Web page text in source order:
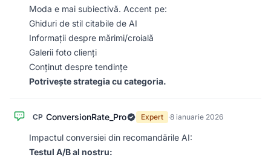
Moda e mai subiectivă. Accent pe:
Ghiduri de stil citabile de AI
Informații despre mărimi/croială
Galerii foto clienți
Conținut despre tendințe
Potrivește strategia cu categoria.
CP ConversionRate_Pro Expert ·8 ianuarie 2026
Impactul conversiei din recomandările AI:
Testul A/B al nostru: